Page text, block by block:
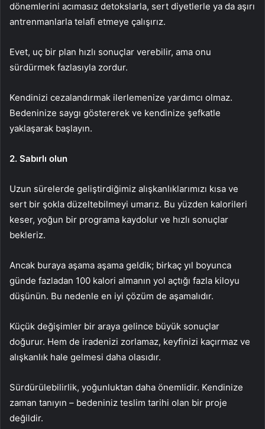
dönemlerini acımasız detokslarla, sert diyetlerle ya da aşırı
antrenmanlarla telafi etmeye çalışırız.
Evet, uç bir plan hızlı sonuçlar verebilir, ama onu
sürdürmek fazlasıyla zordur.
Kendinizi cezalandırmak ilerlemenize yardımcı olmaz.
Bedeninize saygı göstererek ve kendinize şefkatle
yaklaşarak başlayın.
2. Sabırlı olun
Uzun sürelerde geliştirdiğimiz alışkanlıklarımızı kısa ve
sert bir şokla düzeltebilmeyi umarız. Bu yüzden kalorileri
keser, yoğun bir programa kaydolur ve hızlı sonuçlar
bekleriz.
Ancak buraya aşama aşama geldik; birkaç yıl boyunca
günde fazladan 100 kalori almanın yol açtığı fazla kiloyu
düşünün. Bu nedenle en iyi çözüm de aşamalıdır.
Küçük değişimler bir araya gelince büyük sonuçlar
doğurur. Hem de iradenizi zorlamaz, keyfinizi kaçırmaz ve
alışkanlık hale gelmesi daha olasıdır.
Sürdürülebilirlik, yoğunluktan daha önemlidir. Kendinize
zaman tanıyın – bedeniniz teslim tarihi olan bir proje
değildir.